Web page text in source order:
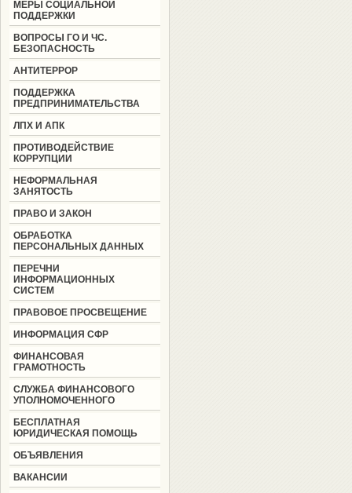
МЕРЫ СОЦИАЛЬНОЙ
ПОДДЕРЖКИ
ВОПРОСЫ ГО И ЧС.
БЕЗОПАСНОСТЬ
АНТИТЕРРОР
ПОДДЕРЖКА
ПРЕДПРИНИМАТЕЛЬСТВА
ЛПХ И АПК
ПРОТИВОДЕЙСТВИЕ
КОРРУПЦИИ
НЕФОРМАЛЬНАЯ
ЗАНЯТОСТЬ
ПРАВО И ЗАКОН
ОБРАБОТКА
ПЕРСОНАЛЬНЫХ ДАННЫХ
ПЕРЕЧНИ
ИНФОРМАЦИОННЫХ
СИСТЕМ
ПРАВОВОЕ ПРОСВЕЩЕНИЕ
ИНФОРМАЦИЯ СФР
ФИНАНСОВАЯ
ГРАМОТНОСТЬ
СЛУЖБА ФИНАНСОВОГО
УПОЛНОМОЧЕННОГО
БЕСПЛАТНАЯ
ЮРИДИЧЕСКАЯ ПОМОЩЬ
ОБЪЯВЛЕНИЯ
ВАКАНСИИ